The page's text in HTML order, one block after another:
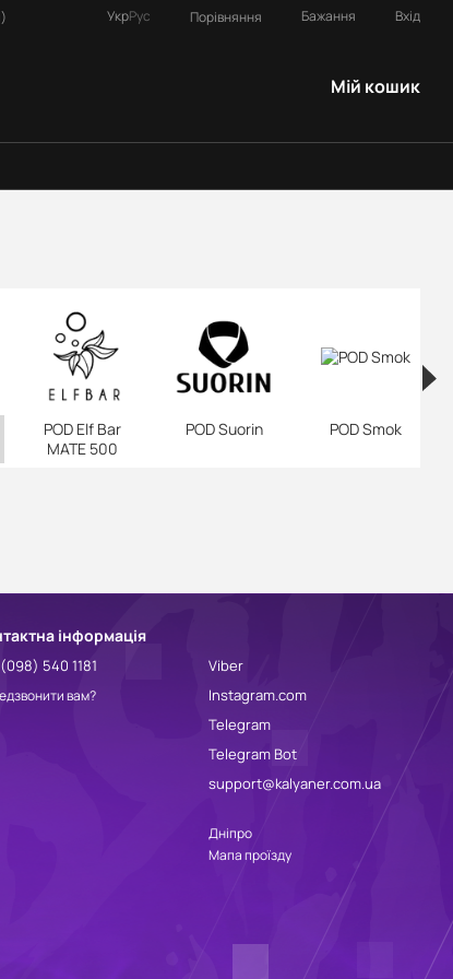
УкрРус Порівняння Бажання Вхід
Мій кошик
POD Elf Bar
MATE 500
POD Suorin POD Smok
інформація
540 1181
вам?
Viber
Instagram.com
Telegram
Telegram Bot
support@kalyaner.com.ua
Дніпро
Мапа проїзду